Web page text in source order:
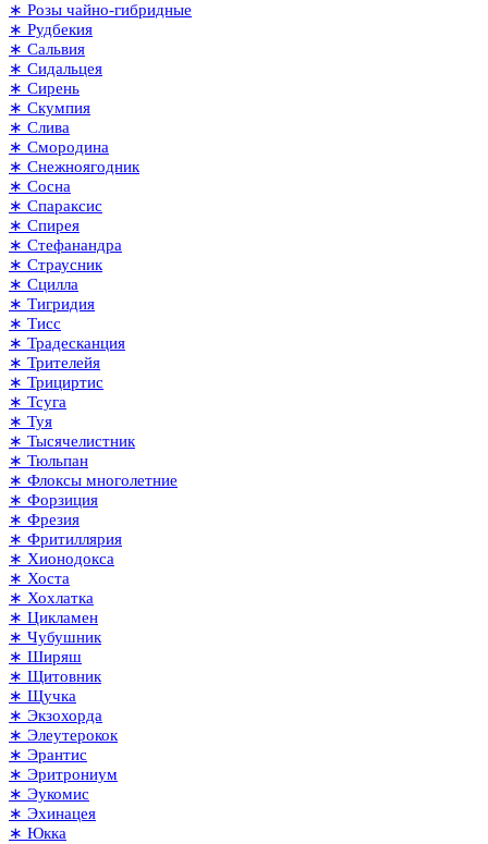
∗ Розы чайно-гибридные
∗ Рудбекия
∗ Сальвия
∗ Сидальцея
∗ Сирень
∗ Скумпия
∗ Слива
∗ Смородина
∗ Снежноягодник
∗ Сосна
∗ Спараксис
∗ Спирея
∗ Стефанандра
∗ Страусник
∗ Сцилла
∗ Тигридия
∗ Тисс
∗ Традесканция
∗ Трителейя
∗ Трициртис
∗ Тсуга
∗ Туя
∗ Тысячелистник
∗ Тюльпан
∗ Флоксы многолетние
∗ Форзиция
∗ Фрезия
∗ Фритиллярия
∗ Хионодокса
∗ Хоста
∗ Хохлатка
∗ Цикламен
∗ Чубушник
∗ Ширяш
∗ Щитовник
∗ Щучка
∗ Экзохорда
∗ Элеутерокок
∗ Эрантис
∗ Эритрониум
∗ Эукомис
∗ Эхинацея
∗ Юкка